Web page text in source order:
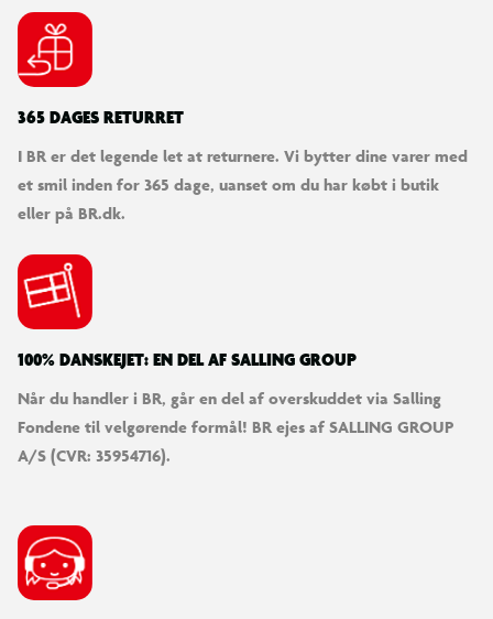
365 DAGES RETURRET
I BR er det legende let at returnere. Vi bytter dine varer med
et smil inden for 365 dage, uanset om du har købt i butik
eller på BR.dk.
100% DANSKEJET: EN DEL AF SALLING GROUP
Når du handler i BR, går en del af overskuddet via Salling
Fondene til velgørende formål! BR ejes af SALLING GROUP
A/S (CVR: 35954716).